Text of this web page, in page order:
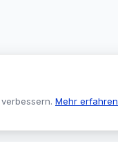
Mehr erfahren